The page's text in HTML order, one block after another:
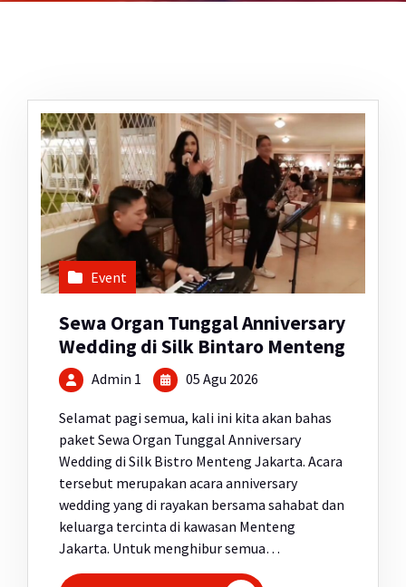
Event
Sewa Organ Tunggal Anniversary
Wedding di Silk Bintaro Menteng
Admin 1 05 Agu 2026
Selamat pagi semua, kali ini kita akan bahas
paket Sewa Organ Tunggal Anniversary
Wedding di Silk Bistro Menteng Jakarta. Acara
tersebut merupakan acara anniversary
wedding yang di rayakan bersama sahabat dan
keluarga tercinta di kawasan Menteng
Jakarta. Untuk menghibur semua…